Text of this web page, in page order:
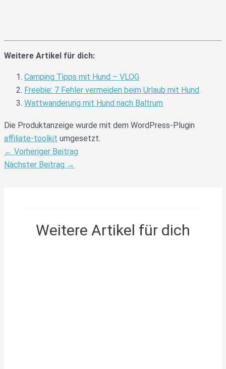
Weitere Artikel für dich:
Camping Tipps mit Hund – VLOG
Freebie: 7 Fehler vermeiden beim Urlaub mit Hund
Wattwanderung mit Hund nach Baltrum
Die Produktanzeige wurde mit dem WordPress-Plugin
affiliate-toolkit umgesetzt.
← Vorheriger Beitrag
Nächster Beitrag →
Weitere Artikel für dich